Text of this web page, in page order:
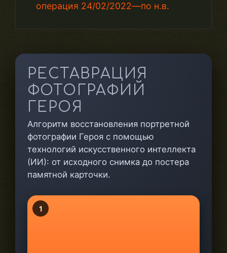
операция 24/02/2022—по н.в.
РЕСТАВРАЦИЯ
ФОТОГРАФИЙ
ГЕРОЯ
Алгоритм восстановления портретной
фотографии Героя с помощью
технологий искусственного интеллекта
(ИИ): от исходного снимка до постера
памятной карточки.
1